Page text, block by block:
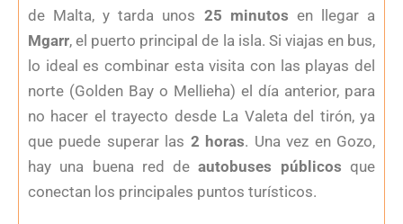
de Malta, y tarda unos 25 minutos en llegar a
Mgarr, el puerto principal de la isla. Si viajas en bus,
lo ideal es combinar esta visita con las playas del
norte (Golden Bay o Mellieha) el día anterior, para
no hacer el trayecto desde La Valeta del tirón, ya
que puede superar las 2 horas. Una vez en Gozo,
hay una buena red deautobuses públicos que
conectan los principales puntos turísticos.